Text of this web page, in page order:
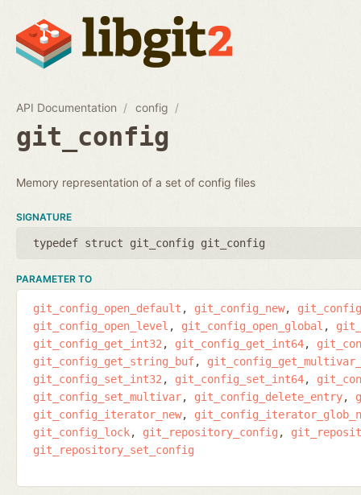
API Documentation config
git_config
Memory representation of a set of config files
SIGNATURE
typedef struct git_config git_config
PARAMETER TO
git_config_open_default git_config_new
git_config_open_level
git_config_open_global
git_config_get_int32
git_config_get_int64
git_config_get_string_buf
git_config_set_int32
git_config_set_int64
git_config_set_multivar
git_config_delete_entry
git_config_iterator_new
git_config_lock
git_repository_config
git_repository_set_config